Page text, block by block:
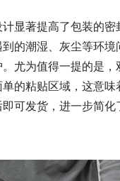
显著提高了包装的密
的潮湿、灰尘等环境
尤为值得一提的是，
的粘贴区域，这意味
可发货，进一步简化